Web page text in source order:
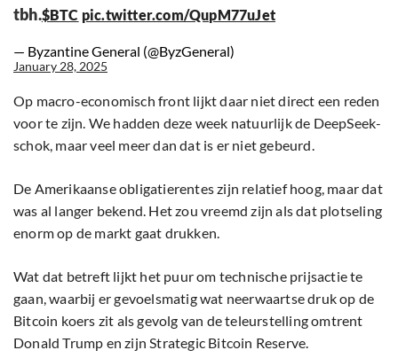
tbh.$BTC pic.twitter.com/QupM77uJet
— Byzantine General (@ByzGeneral)
January 28, 2025
Op macro-economisch front lijkt daar niet direct een reden
voor te zijn. We hadden deze week natuurlijk de DeepSeek-
schok, maar veel meer dan dat is er niet gebeurd.
De Amerikaanse obligatierentes zijn relatief hoog, maar dat
was al langer bekend. Het zou vreemd zijn als dat plotseling
enorm op de markt gaat drukken.
Wat dat betreft lijkt het puur om technische prijsactie te
gaan, waarbij er gevoelsmatig wat neerwaartse druk op de
Bitcoin koers zit als gevolg van de teleurstelling omtrent
Donald Trump en zijn Strategic Bitcoin Reserve.